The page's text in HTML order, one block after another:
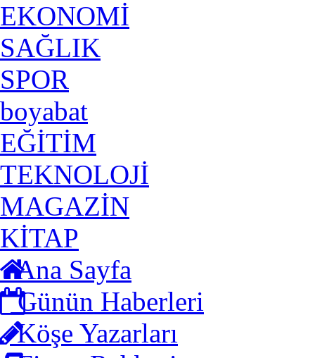
EKONOMİ
SAĞLIK
SPOR
boyabat
EĞİTİM
TEKNOLOJİ
MAGAZİN
KİTAP
Ana Sayfa
Günün Haberleri
Köşe Yazarları